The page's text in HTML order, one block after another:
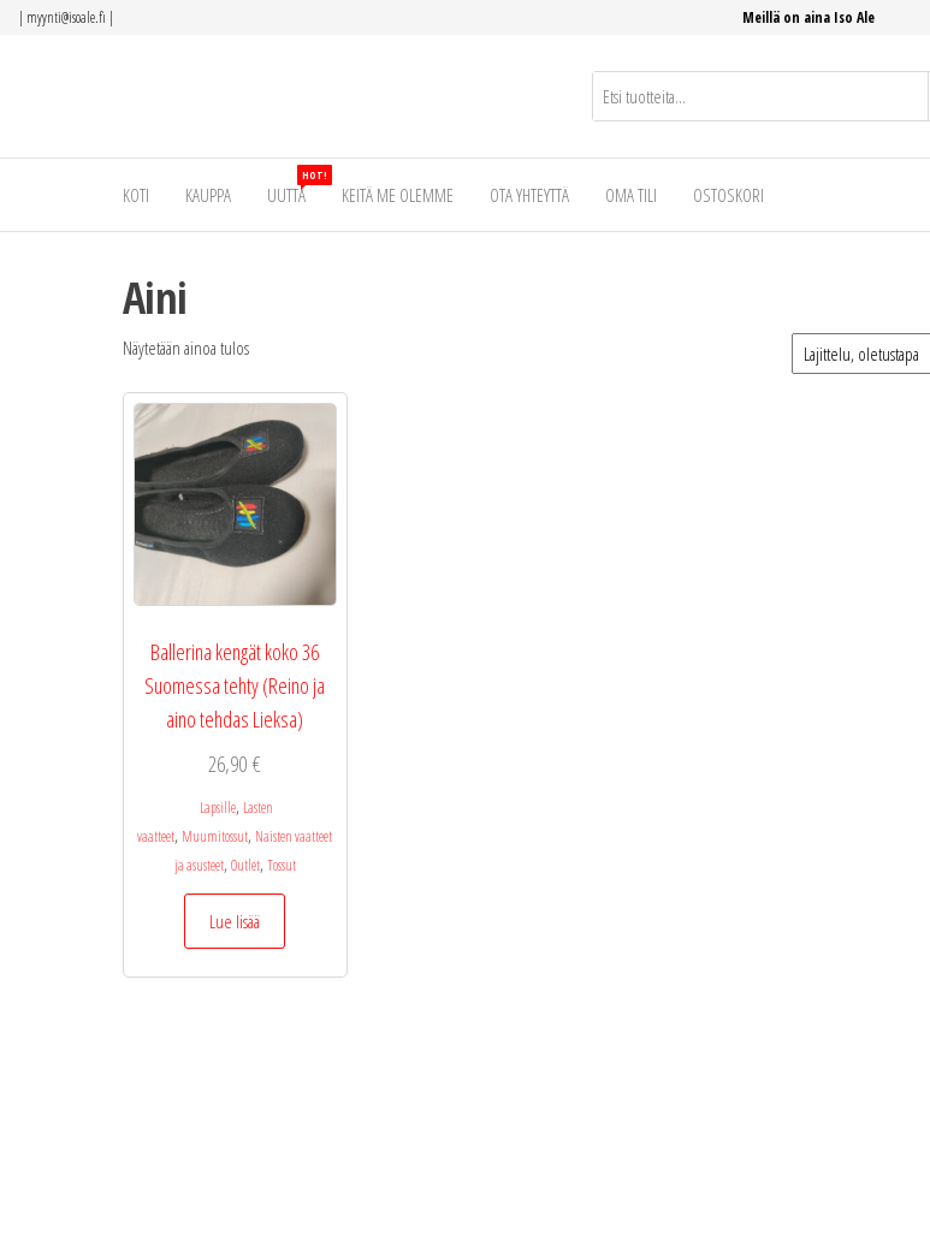
Siirry
| myynti@isoale.fi | Meillä on aina Iso Ale
KOTI KAUPPA UUTTA
HOT!
KEITÄ ME OLEMME OTA YHTEYTTÄ OMA TILI OSTOSKORI
Aini
Näytetään ainoa tulos
Ballerina kengät koko 36
Suomessa tehty (Reino ja
aino tehdas Lieksa)
26,90€
Lapsille, Lasten
vaatteet, Muumitossut, Naisten vaatteet
ja asusteet, Outlet, Tossut
Lue lisää